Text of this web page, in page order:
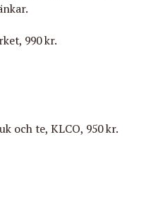
990 kr.
och te, KLCO, 950 kr.